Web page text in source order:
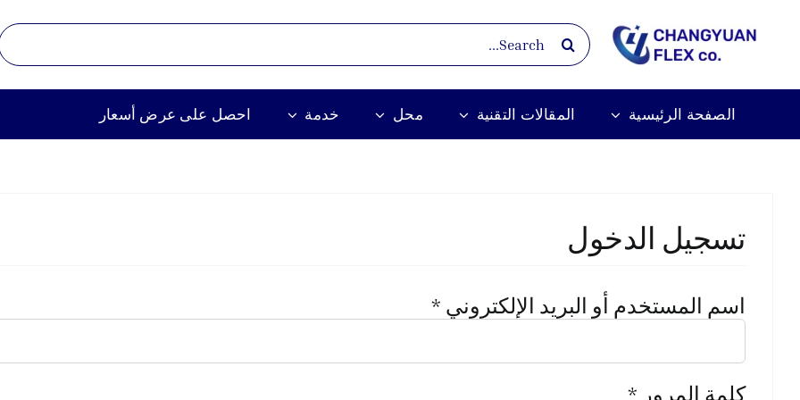
Search
for:
الصفحة الرئيسية المقالات التقنية محل خدمة احصل على عرض أسعار
تسجيل الدخول
اسم المستخدم أو البريد الإلكتروني *مطلوبة
كلمة المرور *مطلوبة